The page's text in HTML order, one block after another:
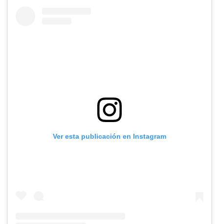
Ver esta publicación en Instagram